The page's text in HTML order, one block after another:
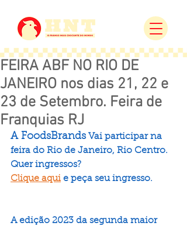
FEIRA ABF NO RIO DE
JANEIRO nos dias 21, 22 e
23 de Setembro. Feira de
Franquias RJ
A FoodsBrands Vai participar na
feira do Rio de Janeiro, Rio Centro.
Quer ingressos?
Clique aqui e peça seu ingresso.
A edição 2023 da segunda maior